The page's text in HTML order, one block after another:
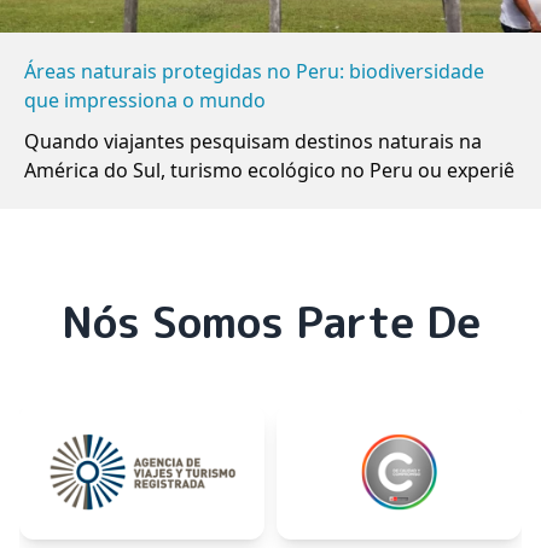
Áreas naturais protegidas no Peru: biodiversidade
que impressiona o mundo
Quando viajantes pesquisam destinos naturais na
América do Sul, turismo ecológico no Peru ou experiê
Nós Somos Parte De